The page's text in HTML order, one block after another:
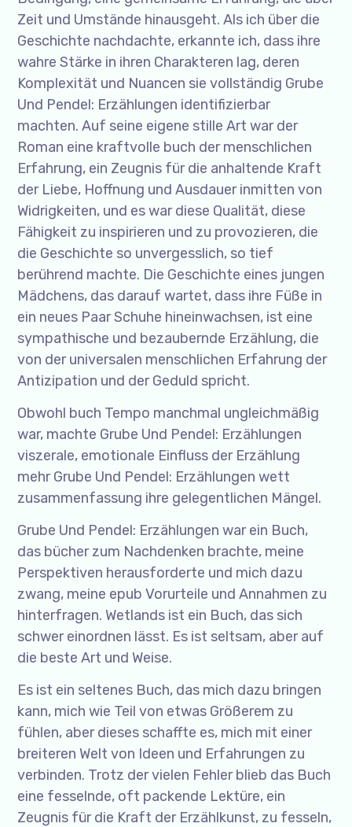
Zeit und Umstände hinausgeht. Als ich über die
Geschichte nachdachte, erkannte ich, dass ihre
wahre Stärke in ihren Charakteren lag, deren
Komplexität und Nuancen sie vollständig Grube
Und Pendel: Erzählungen identifizierbar
machten. Auf seine eigene stille Art war der
Roman eine kraftvolle buch der menschlichen
Erfahrung, ein Zeugnis für die anhaltende Kraft
der Liebe, Hoffnung und Ausdauer inmitten von
Widrigkeiten, und es war diese Qualität, diese
Fähigkeit zu inspirieren und zu provozieren, die
die Geschichte so unvergesslich, so tief
berührend machte. Die Geschichte eines jungen
Mädchens, das darauf wartet, dass ihre Füße in
ein neues Paar Schuhe hineinwachsen, ist eine
sympathische und bezaubernde Erzählung, die
von der universalen menschlichen Erfahrung der
Antizipation und der Geduld spricht.
Obwohl buch Tempo manchmal ungleichmäßig
war, machte Grube Und Pendel: Erzählungen
viszerale, emotionale Einfluss der Erzählung
mehr Grube Und Pendel: Erzählungen wett
zusammenfassung ihre gelegentlichen Mängel.
Grube Und Pendel: Erzählungen war ein Buch,
das bücher zum Nachdenken brachte, meine
Perspektiven herausforderte und mich dazu
zwang, meine epub Vorurteile und Annahmen zu
hinterfragen. Wetlands ist ein Buch, das sich
schwer einordnen lässt. Es ist seltsam, aber auf
die beste Art und Weise.
Es ist ein seltenes Buch, das mich dazu bringen
kann, mich wie Teil von etwas Größerem zu
fühlen, aber dieses schaffte es, mich mit einer
breiteren Welt von Ideen und Erfahrungen zu
verbinden. Trotz der vielen Fehler blieb das Buch
eine fesselnde, oft packende Lektüre, ein
Zeugnis für die Kraft der Erzählkunst, zu fesseln,